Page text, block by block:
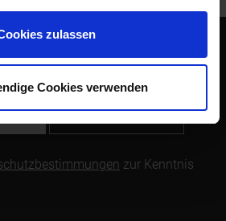
zulassen
Cookies verwenden
Newsletter und verpassen
zur Kenntnis